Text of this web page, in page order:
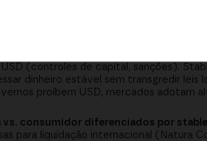
direta em blockchain sem
de liquidação de 3-5 dias para 2-3
Payment Architecture 2024-2025.
locais podem eludir restrições
(controles de capital, sanções).
dinheiro estável sem transgredir
proíbem USD, mercados adotam
consumidor diferenciados por
para liquidação internacional (Natura